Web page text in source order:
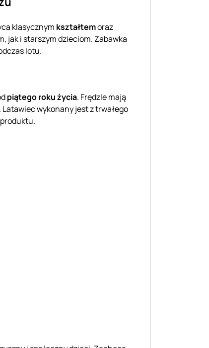
klasycznym kształtemoraz
jak i starszym dzieciom. Zabawka
lotu.
piątego roku życia. Frędzle mają
wykonany jest z trwałego